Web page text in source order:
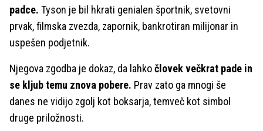
padce. Tyson je bil hkrati genialen športnik, svetovni
prvak, filmska zvezda, zapornik, bankrotiran milijonar in
uspešen podjetnik.
Njegova zgodba je dokaz, da lahkočlovek večkrat pade in
se kljub temu znova pobere. Prav zato ga mnogi še
danes ne vidijo zgolj kot boksarja, temveč kot simbol
druge priložnosti.